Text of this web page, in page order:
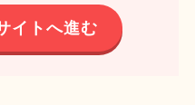
イトへ進む